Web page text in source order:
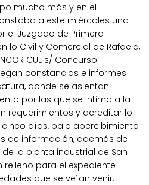
mucho más y en el
a este miércoles una
el Juzgado de Primera
lo Civil y Comercial de Rafaela,
CUL s/ Concurso
constancias e informes
donde se asientan
por las que se intima a la
requerimientos y acreditar lo
días, bajo apercibimiento
de información, además de
la planta industrial de San
relleno para el expediente
que se veían venir.